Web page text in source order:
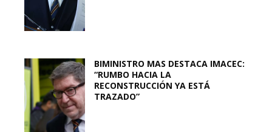
BIMINISTRO MAS DESTACA IMACEC:
“RUMBO HACIA LA
RECONSTRUCCIÓN YA ESTÁ
TRAZADO”